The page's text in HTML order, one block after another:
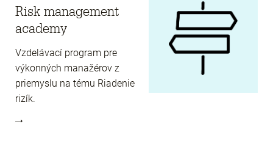
Risk management
academy
Vzdelávací program pre
výkonných manažérov z
priemyslu na tému Riadenie
rizík.